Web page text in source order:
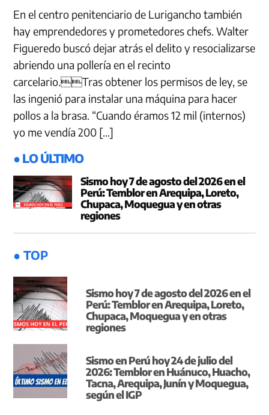
En el centro penitenciario de Lurigancho también
hay emprendedores y prometedores chefs. Walter
Figueredo buscó dejar atrás el delito y resocializarse
abriendo una pollería en el recinto
carcelario.Tras obtener los permisos de ley, se
las ingenió para instalar una máquina para hacer
pollos a la brasa. “Cuando éramos 12 mil (internos)
yo me vendía 200 […]
● LO ÚLTIMO
Sismo hoy 7 de agosto del 2026 en el
Perú: Temblor en Arequipa, Loreto,
Chupaca, Moquegua y en otras
regiones
● TOP
Sismo hoy 7 de agosto del 2026 en el
Perú: Temblor en Arequipa, Loreto,
Chupaca, Moquegua y en otras
regiones
Sismo en Perú hoy 24 de julio del
2026: Temblor en Huánuco, Huacho,
Tacna, Arequipa, Junín y Moquegua,
según el IGP